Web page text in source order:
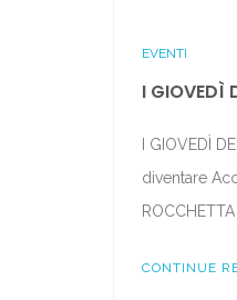
EVENTI
I GIOVEDÌ
I GIOVEDÌ
diventare
CONTINUE